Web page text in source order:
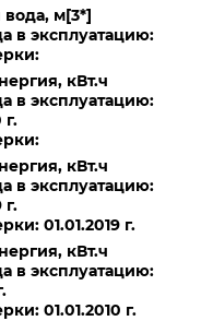
м[3*]
в эксплуатацию:
кВт.ч
в эксплуатацию:
г.
кВт.ч
в эксплуатацию:
г.
01.01.2019 г.
кВт.ч
в эксплуатацию:
01.01.2010 г.